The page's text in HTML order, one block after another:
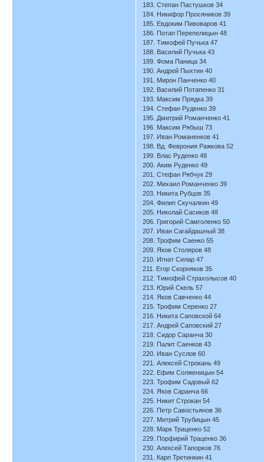
183. Степан Пастушков 34
184. Никифор Просяников 39
185. Евдоким Пивоваров 41
186. Потап Перепелицын 48
187. Тимофей Пучька 47
188. Василий Пучька 43
189. Фома Паница 34
190. Андрей Пыхтин 40
191. Мирон Панченко 40
192. Василий Потапенко 31
193. Максим Прядка 39
194. Стефан Руденко 39
195. Дмитрий Романченко 41
196. Максим Рябыш 73
197. Иван Романенков 41
198. Вд. Феврония Ражкова 52
199. Влас Руденко 48
200. Аким Руденко 49
201. Стефан Рябчук 29
202. Михаил Романченко 39
203. Никита Рубцов 35
204. Филип Скучалкин 49
205. Николай Сасиков 48
206. Григорий Самголенко 50
207. Иван Сагайдашный 38
208. Трофим Саенко 55
209. Яков Столяров 48
210. Игнат Силар 47
211. Егор Скорняков 35
212. Тимофей Страхолысов 40
213. Юрий Скель 57
214. Яков Савченко 44
215. Трофим Серенко 27
216. Никита Саповской 64
217. Андрей Саповский 27
218. Сидор Саранча 30
219. Палит Саенков 43
220. Иван Суслов 60
221. Алексей Строкань 49
222. Ефим Солженицын 54
223. Трофим Садовый 62
224. Яков Саранча 66
225. Никит Строкан 54
226. Петр Савостьянов 36
227. Митрий Трубицын 45
228. Марк Траценко 52
229. Порфирий Траценко 36
230. Алексей Тапорков 76
231. Карп Третинкин 41